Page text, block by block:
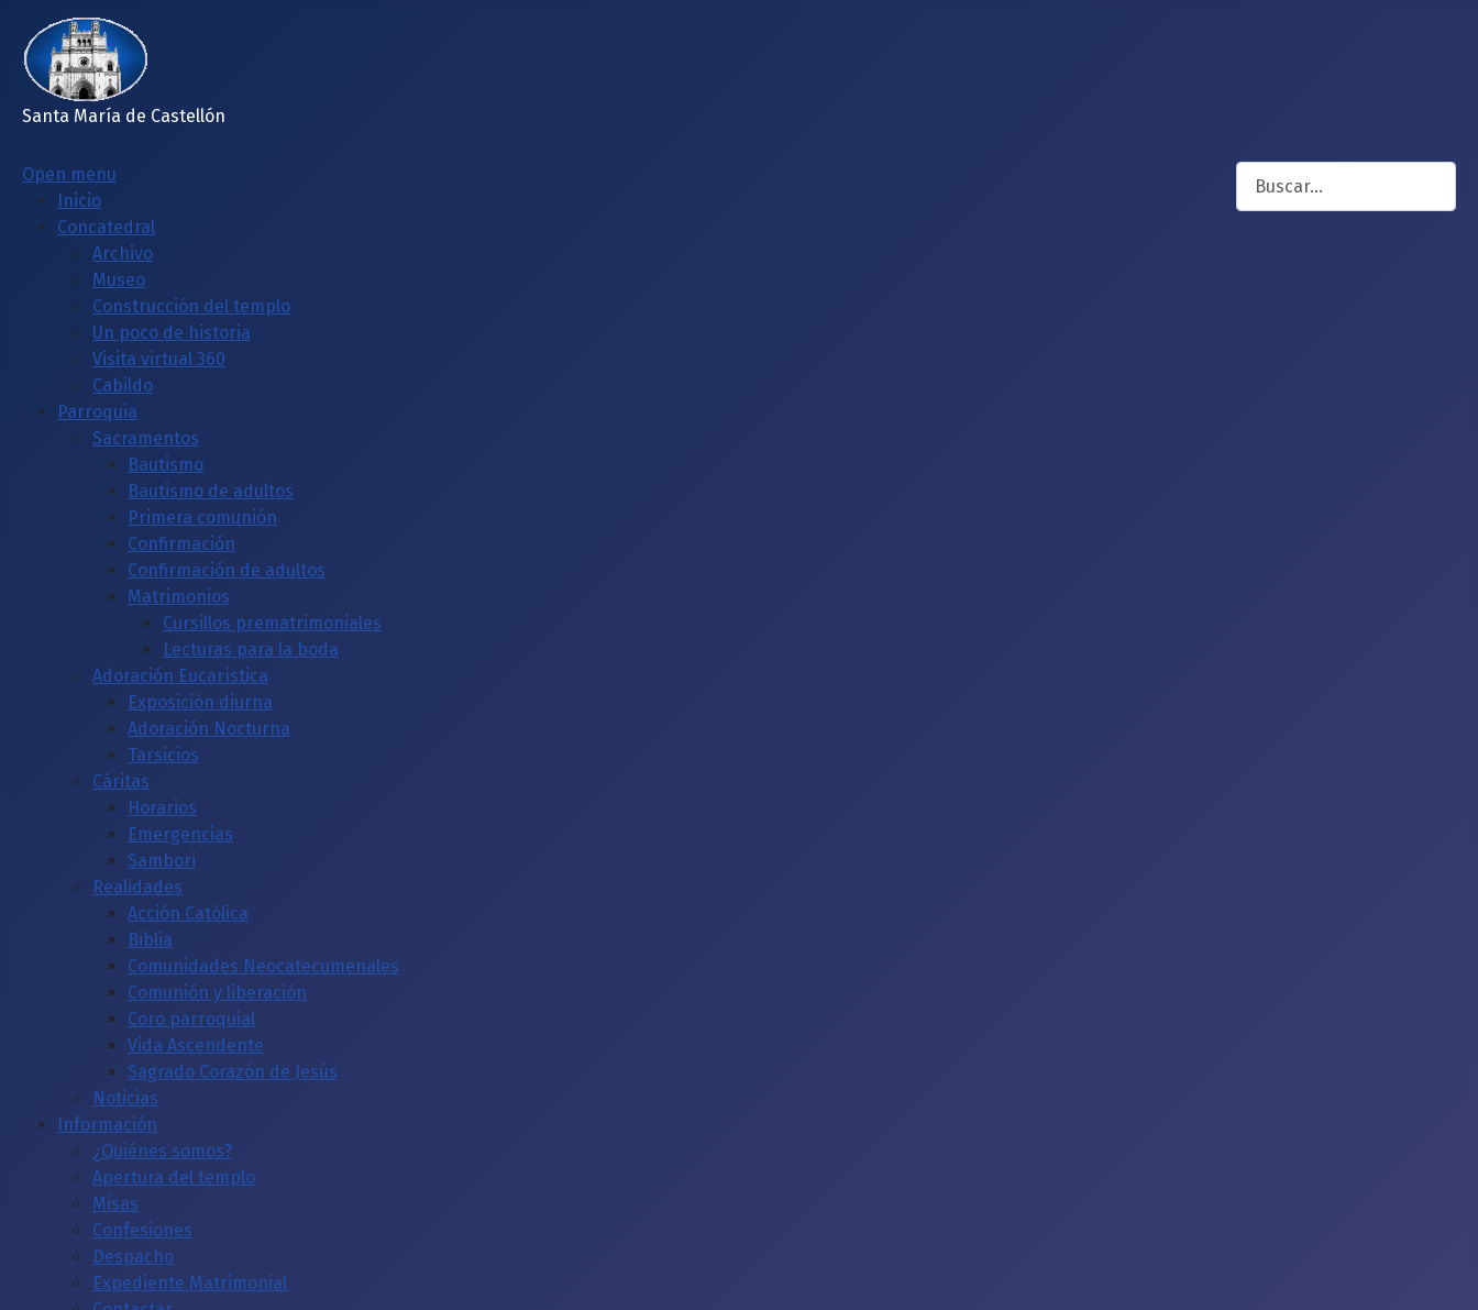
Santa María de Castellón
Open menu
Inicio
Concatedral
Archivo
Museo
Construcción del templo
Un poco de historia
Visita virtual 360
Cabildo
Parroquia
Sacramentos
Bautismo
Bautismo de adultos
Primera comunión
Confirmación
Confirmación de adultos
Matrimonios
Cursillos prematrimoniales
Lecturas para la boda
Adoración Eucarística
Exposición diurna
Adoración Nocturna
Tarsicios
Cáritas
Horarios
Emergencias
Sambori
Realidades
Acción Católica
Biblia
Comunidades Neocatecumenales
Comunión y liberación
Coro parroquial
Vida Ascendente
Sagrado Corazón de Jesús
Noticias
Información
¿Quiénes somos?
Apertura del templo
Misas
Confesiones
Despacho
Expediente Matrimonial
Buscar